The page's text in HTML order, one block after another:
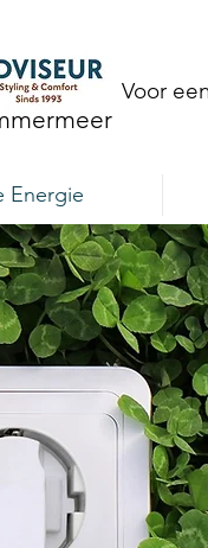
Voor
Energie